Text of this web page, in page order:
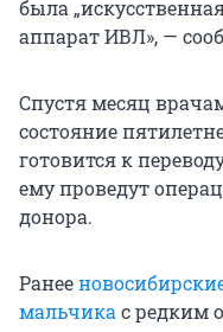
была
аппарат ИВЛ», —
Спустя месяц
состояние
готовится к
ему проведут
донора.
Ранее
мальчика с редким